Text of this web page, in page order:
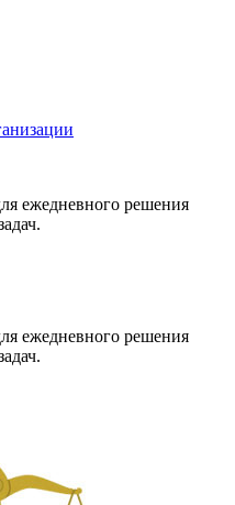
ежедневного решения
ежедневного решения